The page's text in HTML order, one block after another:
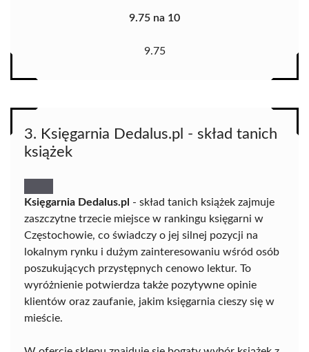
9.75 na 10
9.75
3. Księgarnia Dedalus.pl - skład tanich
książek
Księgarnia Dedalus.pl - skład tanich książek zajmuje
zaszczytne trzecie miejsce w rankingu księgarni w
Częstochowie, co świadczy o jej silnej pozycji na
lokalnym rynku i dużym zainteresowaniu wśród osób
poszukujących przystępnych cenowo lektur. To
wyróżnienie potwierdza także pozytywne opinie
klientów oraz zaufanie, jakim księgarnia cieszy się w
mieście.